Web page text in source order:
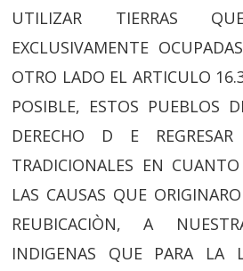
UTILIZAR TIERRAS
EXCLUSIVAMENTE
OTRO LADO EL ARTICULO
POSIBLE, ESTOS PUEBLOS
DERECHO D E
TRADICIONALES EN
LAS CAUSAS QUE
REUBICACIÒN, A
INDIGENAS QUE PARA LA